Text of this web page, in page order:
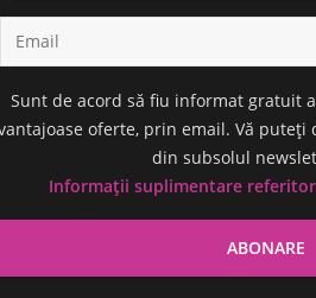
Sunt de acord să fiu informat gratuit
oferte, prin email. Vă
din subsolul
Informații suplimentare